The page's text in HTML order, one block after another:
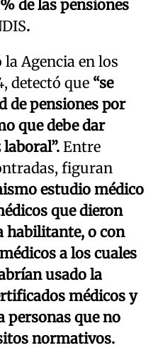
de las pensiones
.
Agencia en los
detectó que “se
de pensiones por
que debe dar
Entre
figuran
estudio médico
que dieron
habilitante, o con
a los cuales
usado la
médicos y
personas que no
normativos.